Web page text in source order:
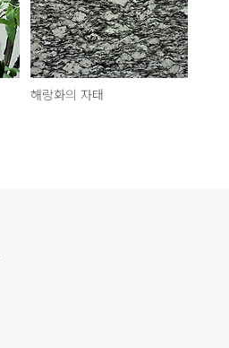
해랑화의 자태